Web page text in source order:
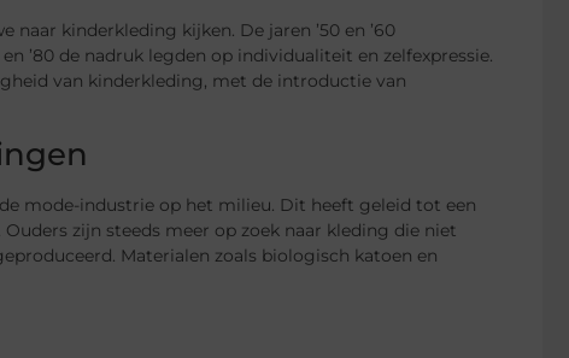
kinderkleding kijken. De jaren ’50 en ’60
’80 de nadruk legden op individualiteit en zelfexpressie.
van kinderkleding, met de introductie van
mode-industrie op het milieu. Dit heeft geleid tot een
zijn steeds meer op zoek naar kleding die niet
Materialen zoals biologisch katoen en